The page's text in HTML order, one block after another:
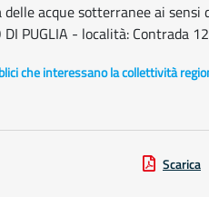
acque sotterranee ai sensi
PUGLIA - località: Contrada
che interessano la collettività
Scarica